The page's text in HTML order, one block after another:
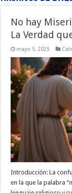
No hay
La Verdad
mayo 5, 2025
Introducción: La
en la que la palabra